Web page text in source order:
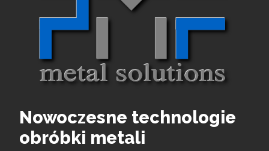
Nowoczesne technologie
obróbki metali